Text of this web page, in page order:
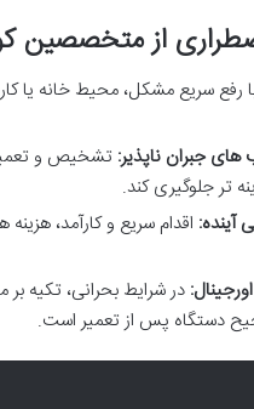
از متخصصین
رفع سریع مشکل، محیط خانه یا
جبران ناپذیر: تشخیص و
تر جلوگیری کند.
آینده: اقدام سریع و کارآمد،
در شرایط بحرانی، تکیه
دستگاه پس از تعمیر است.